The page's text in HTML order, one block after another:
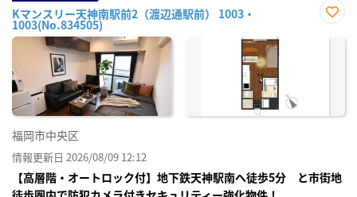
Kマンスリー天神南駅前2（渡辺通駅前） 1003・
1003(No.834505)
に入
福岡市中央区
情報更新日 2026/08/09 12:12
【高層階・オートロック付】地下鉄天神駅南へ徒歩5分 と市街地